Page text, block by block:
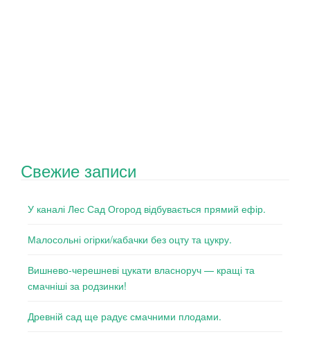
Свежие записи
У каналі Лес Сад Огород відбувається прямий ефір.
Малосольні огірки/кабачки без оцту та цукру.
Вишнево-черешневі цукати власноруч — кращі та
смачніші за родзинки!
Древній сад ще радує смачними плодами.